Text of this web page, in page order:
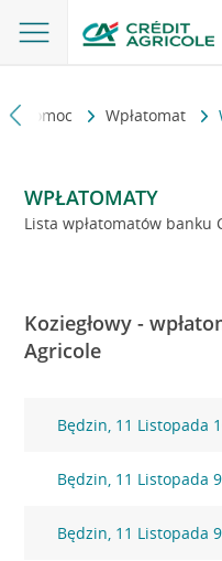
i pomoc Wpłatomat
WPŁATOMATY
Lista wpłatomatów banku
Koziegłowy -
Agricole
Będzin, 11 Listopada
Będzin, 11 Listopada 9
Będzin, 11 Listopada 9